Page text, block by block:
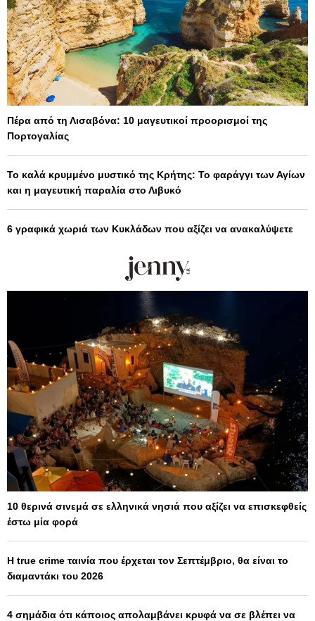
Πέρα από τη Λισαβόνα: 10 μαγευτικοί προορισμοί της
Πορτογαλίας
Το καλά κρυμμένο μυστικό της Κρήτης: Το φαράγγι των Αγίων
και η μαγευτική παραλία στο Λιβυκό
6 γραφικά χωριά των Κυκλάδων που αξίζει να ανακαλύψετε
10 θερινά σινεμά σε ελληνικά νησιά που αξίζει να επισκεφθείς
έστω μία φορά
Η true crime ταινία που έρχεται τον Σεπτέμβριο, θα είναι το
διαμαντάκι του 2026
4 σημάδια ότι κάποιος απολαμβάνει κρυφά να σε βλέπει να